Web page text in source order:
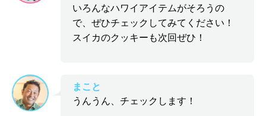
いろんなハワイアイテムがそろうの
で、ぜひチェックしてみてください！
スイカのクッキーも次回ぜひ！
まこと
うんうん、チェックします！